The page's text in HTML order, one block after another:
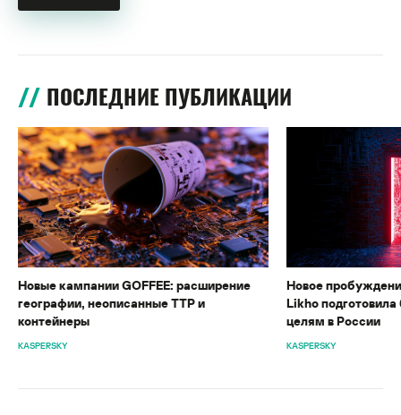
ПОСЛЕДНИЕ ПУБЛИКАЦИИ
Новые кампании GOFFEE: расширение
географии, неописанные TTP и
контейнеры
KASPERSKY
Новое
Likho
целям в России
KASPERSKY